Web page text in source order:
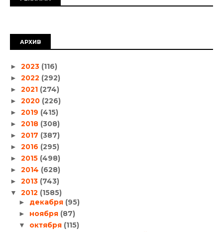
АРХИВ
► 2023 (116)
► 2022 (292)
► 2021 (274)
► 2020 (226)
► 2019 (415)
► 2018 (308)
► 2017 (387)
► 2016 (295)
► 2015 (498)
► 2014 (628)
► 2013 (743)
▼ 2012 (1585)
► декабря (95)
► ноября (87)
▼ октября (115)